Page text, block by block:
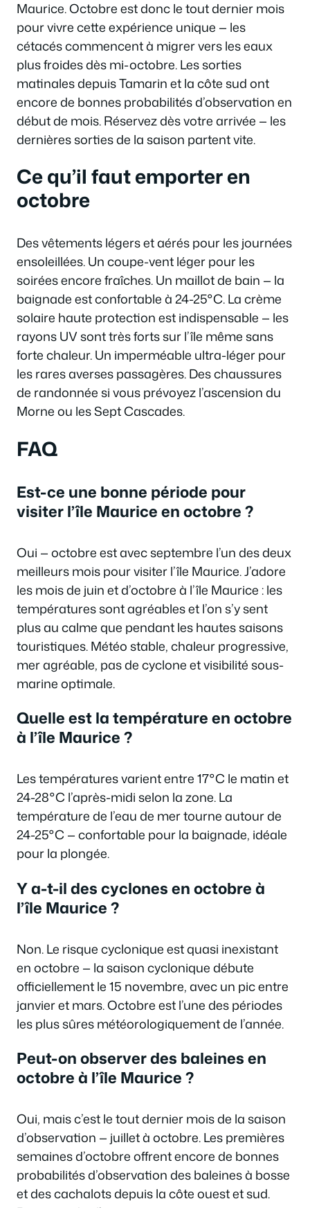
Maurice. Octobre est donc le tout dernier mois
pour vivre cette expérience unique — les
cétacés commencent à migrer vers les eaux
plus froides dès mi-octobre. Les sorties
matinales depuis Tamarin et la côte sud ont
encore de bonnes probabilités d’observation en
début de mois. Réservez dès votre arrivée — les
dernières sorties de la saison partent vite.
Ce qu’il faut emporter en
octobre
Des vêtements légers et aérés pour les journées
ensoleillées. Un coupe-vent léger pour les
soirées encore fraîches. Un maillot de bain — la
baignade est confortable à 24-25°C. La crème
solaire haute protection est indispensable — les
rayons UV sont très forts sur l’île même sans
forte chaleur. Un imperméable ultra-léger pour
les rares averses passagères. Des chaussures
de randonnée si vous prévoyez l’ascension du
Morne ou les Sept Cascades.
FAQ
Est-ce une bonne période pour
visiter l’île Maurice en octobre ?
Oui — octobre est avec septembre l’un des deux
meilleurs mois pour visiter l’île Maurice. J’adore
les mois de juin et d’octobre à l’île Maurice : les
températures sont agréables et l’on s’y sent
plus au calme que pendant les hautes saisons
touristiques. Météo stable, chaleur progressive,
mer agréable, pas de cyclone et visibilité sous-
marine optimale.
Quelle est la température en octobre
à l’île Maurice ?
Les températures varient entre 17°C le matin et
24-28°C l’après-midi selon la zone. La
température de l’eau de mer tourne autour de
24-25°C — confortable pour la baignade, idéale
pour la plongée.
Y a-t-il des cyclones en octobre à
l’île Maurice ?
Non. Le risque cyclonique est quasi inexistant
en octobre — la saison cyclonique débute
officiellement le 15 novembre, avec un pic entre
janvier et mars. Octobre est l’une des périodes
les plus sûres météorologiquement de l’année.
Peut-on observer des baleines en
octobre à l’île Maurice ?
Oui, mais c’est le tout dernier mois de la saison
d’observation — juillet à octobre. Les premières
semaines d’octobre offrent encore de bonnes
probabilités d’observation des baleines à bosse
et des cachalots depuis la côte ouest et sud.